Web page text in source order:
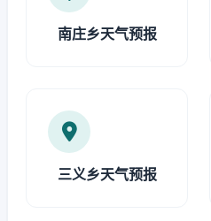
南庄乡天气预报
三义乡天气预报